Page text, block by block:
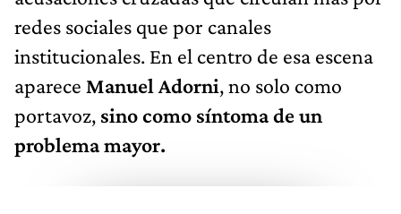
redes sociales que por canales
institucionales. En el centro de esa escena
aparece Manuel Adorni, no solo como
portavoz, sino como síntoma de un
problema mayor.